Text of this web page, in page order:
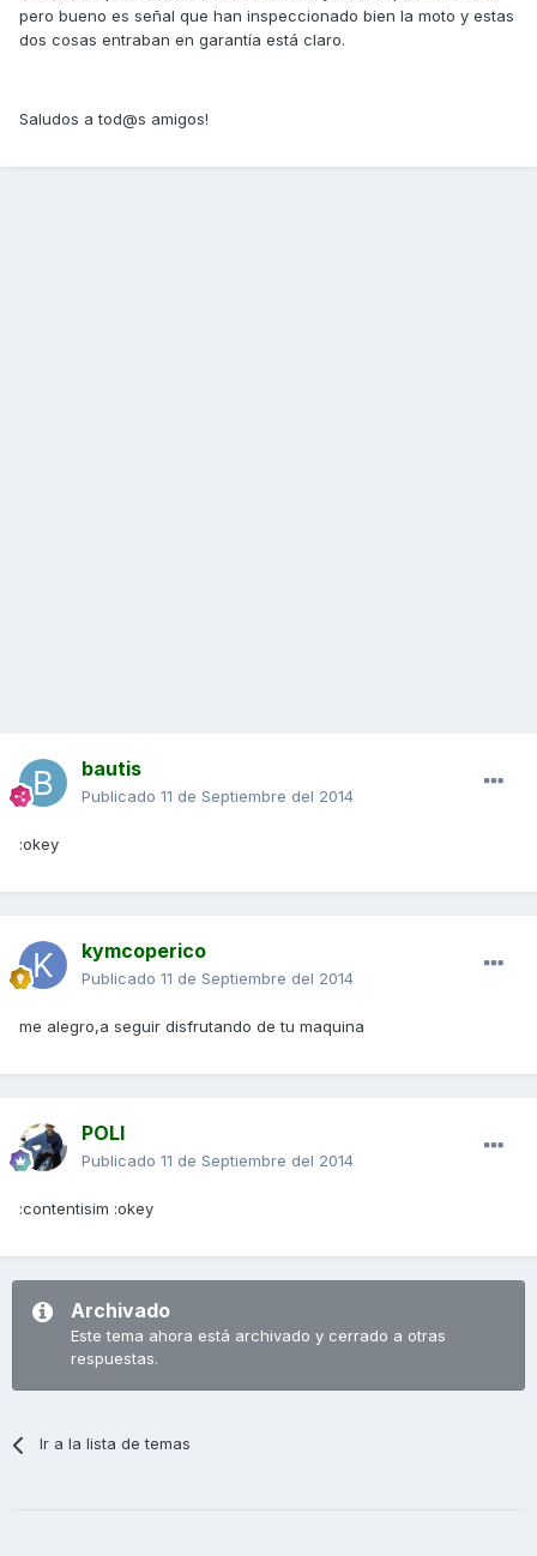
pero bueno es señal que han inspeccionado bien la moto y estas
dos cosas entraban en garantía está claro.
Saludos a tod@s amigos!
bautis
Publicado 11 de Septiembre del 2014
:okey
kymcoperico
Publicado 11 de Septiembre del 2014
me alegro,a seguir disfrutando de tu maquina
POLI
Publicado 11 de Septiembre del 2014
:contentisim :okey
Archivado
Este tema ahora está archivado y cerrado a otras
respuestas.
Ir a la lista de temas